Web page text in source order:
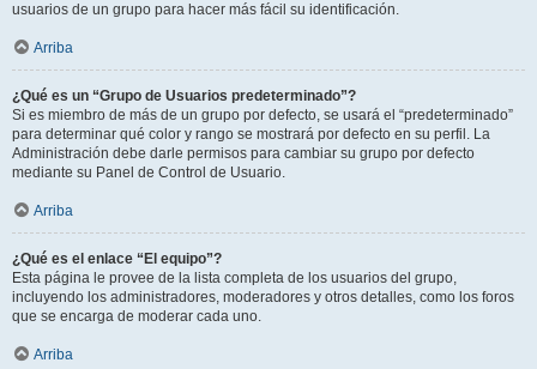
usuarios de un grupo para hacer más fácil su identificación.
Arriba
¿Qué es un “Grupo de Usuarios predeterminado”?
Si es miembro de más de un grupo por defecto, se usará el “predeterminado”
para determinar qué color y rango se mostrará por defecto en su perfil. La
Administración debe darle permisos para cambiar su grupo por defecto
mediante su Panel de Control de Usuario.
Arriba
¿Qué es el enlace “El equipo”?
Esta página le provee de la lista completa de los usuarios del grupo,
incluyendo los administradores, moderadores y otros detalles, como los foros
que se encarga de moderar cada uno.
Arriba